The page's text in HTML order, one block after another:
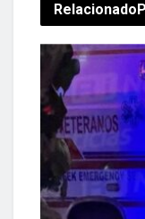
Relacionado